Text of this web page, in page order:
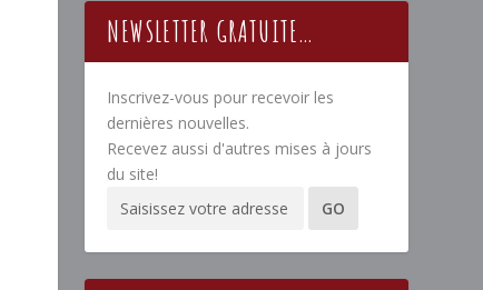
NEWSLETTER GRATUITE…
Inscrivez-vous pour recevoir les
dernières nouvelles.
Recevez aussi d'autres mises à jours
du site!